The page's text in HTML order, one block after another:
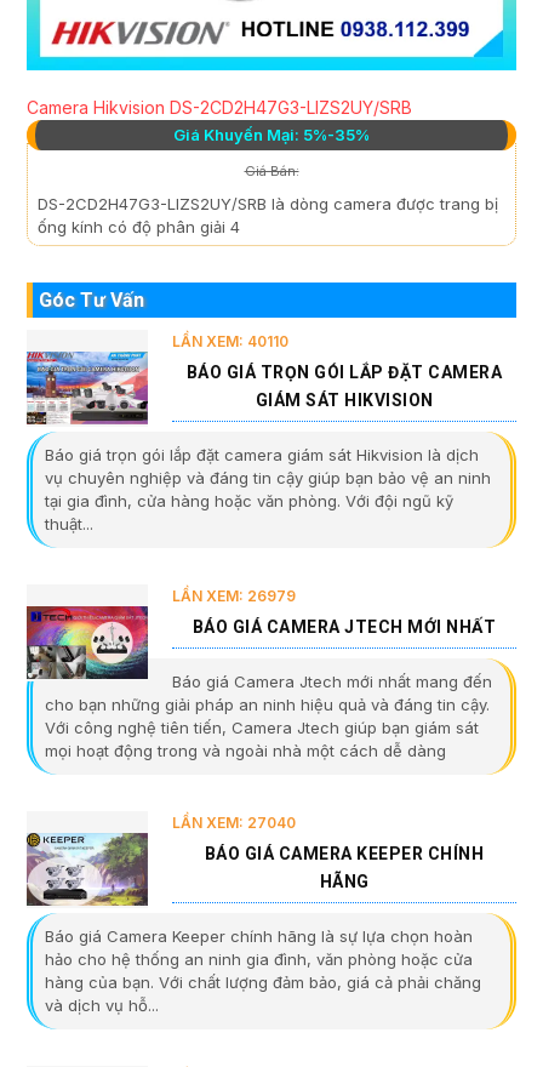
Camera Hikvision DS-2CD2H47G3-LIZS2UY/SRB
Giá Khuyến Mại: 5%-35%
Giá Bán:
DS-2CD2H47G3-LIZS2UY/SRB là dòng camera được trang bị
ống kính có độ phân giải 4
Góc Tư Vấn
LẦN XEM: 40110
BÁO GIÁ TRỌN GÓI LẮP ĐẶT CAMERA
GIÁM SÁT HIKVISION
Báo giá trọn gói lắp đặt camera giám sát Hikvision là dịch
vụ chuyên nghiệp và đáng tin cậy giúp bạn bảo vệ an ninh
tại gia đình, cửa hàng hoặc văn phòng. Với đội ngũ kỹ
thuật...
LẦN XEM: 26979
BÁO GIÁ CAMERA JTECH MỚI NHẤT
Báo giá Camera Jtech mới nhất mang đến
cho bạn những giải pháp an ninh hiệu quả và đáng tin cậy.
Với công nghệ tiên tiến, Camera Jtech giúp bạn giám sát
mọi hoạt động trong và ngoài nhà một cách dễ dàng
LẦN XEM: 27040
BÁO GIÁ CAMERA KEEPER CHÍNH
HÃNG
Báo giá Camera Keeper chính hãng là sự lựa chọn hoàn
hảo cho hệ thống an ninh gia đình, văn phòng hoặc cửa
hàng của bạn. Với chất lượng đảm bảo, giá cả phải chăng
và dịch vụ hỗ...